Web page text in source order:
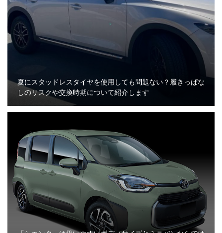
夏にスタッドレスタイヤを使用しても問題ない？履きっぱな
しのリスクや交換時期について紹介します